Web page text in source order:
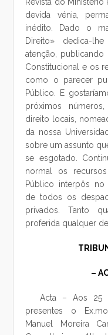
devida vénia,
inédito. Dado o
Direito» dedica-
atenção, publicando
Constitucional e os
como o parecer
Público. E
próximos
direito locais,
da nossa
sobre um assunto
se esgotado.
normal os
Público interpôs no
de todos os
privados. Tanto
proferida qualquer
–
Acta – Aos 25
presentes o
Manuel Moreira